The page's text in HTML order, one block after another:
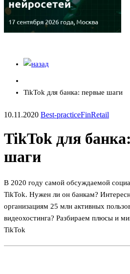
TikTok для банка: первые шаги
10.11.2020 Best-practiceFinRetail
TikTok для
шаги
В 2020 году самой обсуждаемой
TikTok. Нужен ли он банкам?
организациям 25 млн активных
видеохостинга? Разбираем плюсы и
TikTok